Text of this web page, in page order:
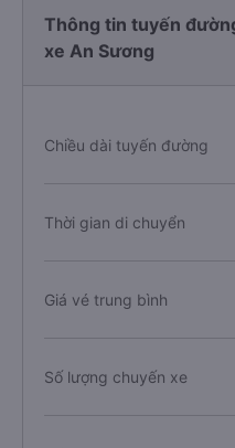
Thông tin tuyến
xe An Sương
Chiều dài tuyến đường
Thời gian di chuyển
Giá vé trung bình
Số lượng chuyến xe